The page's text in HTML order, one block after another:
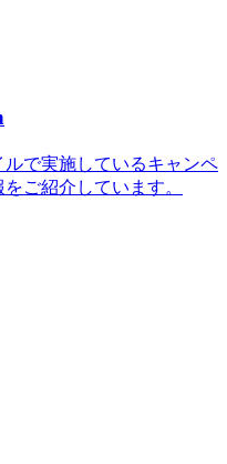
で実施しているキャンペ
ご紹介しています。